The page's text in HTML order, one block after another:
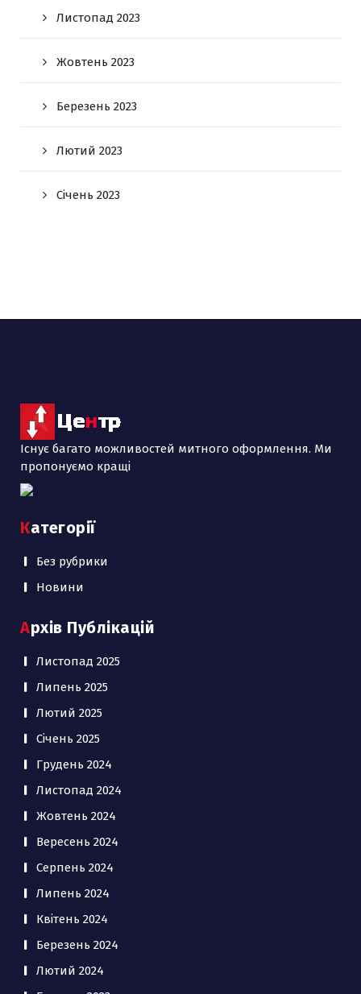
Листопад 2023
Жовтень 2023
Березень 2023
Лютий 2023
Січень 2023
Існує багато можливостей митного оформлення. Ми
пропонуємо кращі
Категорії
Без рубрики
Новини
Архів Публікацій
Листопад 2025
Липень 2025
Лютий 2025
Січень 2025
Грудень 2024
Листопад 2024
Жовтень 2024
Вересень 2024
Серпень 2024
Липень 2024
Квітень 2024
Березень 2024
Лютий 2024